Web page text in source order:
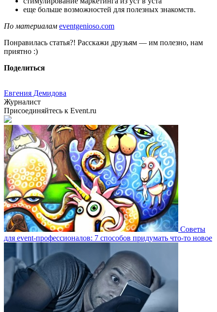
еще больше возможностей для полезных знакомств.
По материалам eventgenioso.com
Понравилась статья?! Расскажи друзьям — им полезно, нам
приятно :)
Поделиться
Евгения Демидова
Журналист
Присоединяйтесь к Event.ru
Советы
для event-профессионалов: 7 способов придумать что-то новое